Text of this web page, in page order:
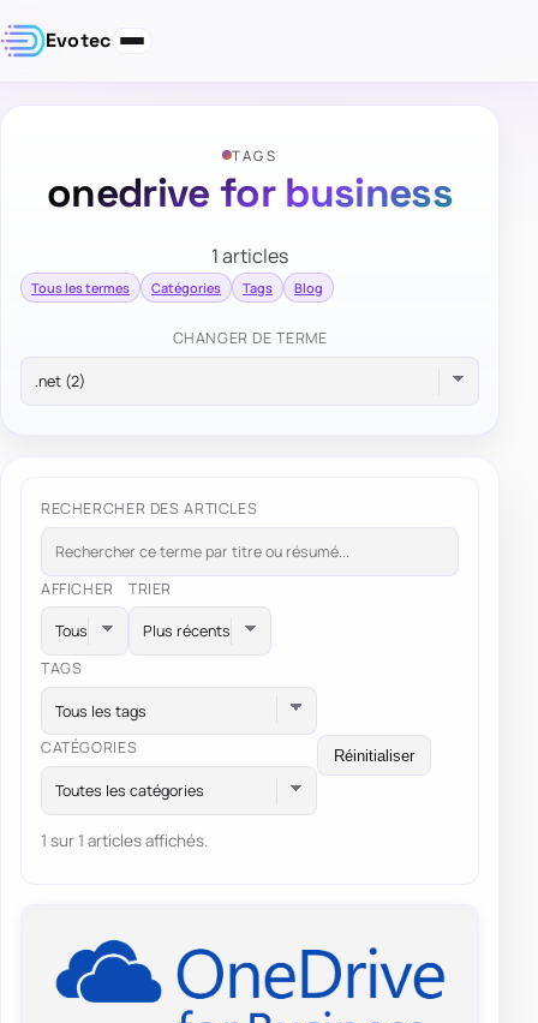
Evotec
TAGS
onedrive for business
1 articles
Tous les termes Catégories Tags Blog
CHANGER DE TERME
RECHERCHER DES ARTICLES
AFFICHER TRIER
TAGS
Tous les tags
CATÉGORIES
Toutes les catégories
Réinitialiser
1 sur 1 articles affichés.